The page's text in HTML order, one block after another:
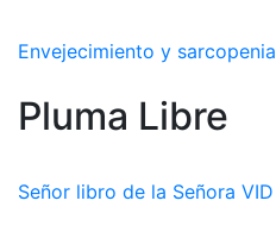
Envejecimiento y sarcopenia
Pluma Libre
Señor libro de la Señora VID